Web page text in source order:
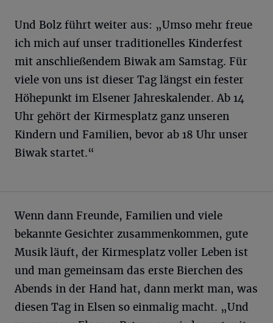
Und Bolz führt weiter aus: „Umso mehr freue
ich mich auf unser traditionelles Kinderfest
mit anschließendem Biwak am Samstag. Für
viele von uns ist dieser Tag längst ein fester
Höhepunkt im Elsener Jahreskalender. Ab 14
Uhr gehört der Kirmesplatz ganz unseren
Kindern und Familien, bevor ab 18 Uhr unser
Biwak startet.“
Wenn dann Freunde, Familien und viele
bekannte Gesichter zusammenkommen, gute
Musik läuft, der Kirmesplatz voller Leben ist
und man gemeinsam das erste Bierchen des
Abends in der Hand hat, dann merkt man, was
diesen Tag in Elsen so einmalig macht. „Und